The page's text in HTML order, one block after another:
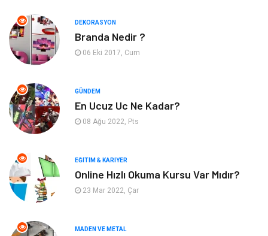
Tatil
Bahçe Ev Maden ve Metal
Organizasyon Plastik
Emlak
Finans & Ekonomi
Endüstriyel Ürünler
Aksesuar
DEKORASYON
Branda Nedir ?
06 Eki 2017, Cum
GÜNDEM
En Ucuz Uc Ne Kadar?
08 Ağu 2022, Pts
EĞITIM & KARIYER
Online Hızlı Okuma Kursu Var Mıdır?
23 Mar 2022, Çar
MADEN VE METAL